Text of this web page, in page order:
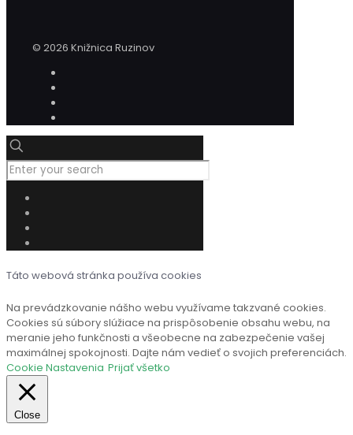
© 2026 Knižnica Ruzinov
Táto webová stránka používa cookies
Na prevádzkovanie nášho webu využívame takzvané cookies.
Cookies sú súbory slúžiace na prispôsobenie obsahu webu, na
meranie jeho funkčnosti a všeobecne na zabezpečenie vašej
maximálnej spokojnosti. Dajte nám vedieť o svojich preferenciách.
Cookie Nastavenia Prijať všetko
Close